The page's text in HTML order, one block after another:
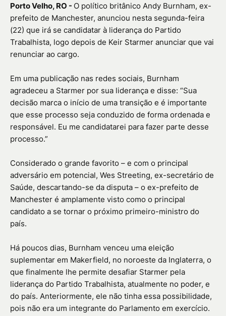
Porto Velho, RO - O político britânico Andy Burnham, ex-
prefeito de Manchester, anunciou nesta segunda-feira
(22) que irá se candidatar à liderança do Partido
Trabalhista, logo depois de Keir Starmer anunciar que vai
renunciar ao cargo.
Em uma publicação nas redes sociais, Burnham
agradeceu a Starmer por sua liderança e disse: “Sua
decisão marca o início de uma transição e é importante
que esse processo seja conduzido de forma ordenada e
responsável. Eu me candidatarei para fazer parte desse
processo.”
Considerado o grande favorito – e com o principal
adversário em potencial, Wes Streeting, ex-secretário de
Saúde, descartando-se da disputa – o ex-prefeito de
Manchester é amplamente visto como o principal
candidato a se tornar o próximo primeiro-ministro do
país.
Há poucos dias, Burnham venceu uma eleição
suplementar em Makerfield, no noroeste da Inglaterra, o
que finalmente lhe permite desafiar Starmer pela
liderança do Partido Trabalhista, atualmente no poder, e
do país. Anteriormente, ele não tinha essa possibilidade,
pois não era um integrante do Parlamento em exercício.